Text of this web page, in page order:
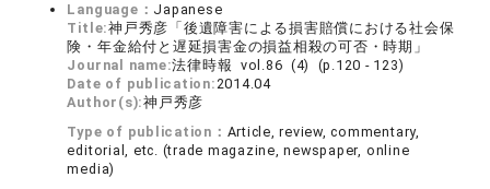
Language： Japanese
Title:神戸秀彦「後遺障害による損害賠償における社会保
険・年金給付と遅延損害金の損益相殺の可否・時期」
Journal name:法律時報 vol.86 (4) (p.120 - 123)
Date of publication:2014.04
Author(s):神戸秀彦
Type of publication： Article, review, commentary,
editorial, etc. (trade magazine, newspaper, online
media)